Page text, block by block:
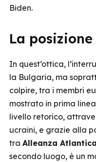
Biden.
La
In quest’ottica,
la Bulgaria, ma
colpire, tra i membri
mostrato in prima
livello retorico,
ucraini, e grazie alla
tra Alleanza Atlantica
secondo luogo, è un